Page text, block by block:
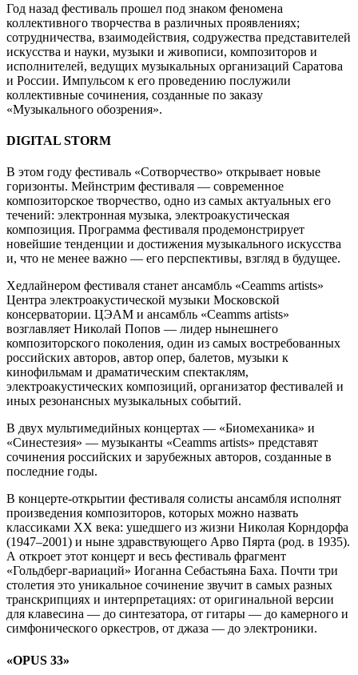
Год назад фестиваль прошел под знаком феномена
коллективного творчества в различных проявлениях;
сотрудничества, взаимодействия, содружества представителей
искусства и науки, музыки и живописи, композиторов и
исполнителей, ведущих музыкальных организаций Саратова
и России. Импульсом к его проведению послужили
коллективные сочинения, созданные по заказу
«Музыкального обозрения».
DIGITAL STORM
В этом году фестиваль «Сотворчество» открывает новые
горизонты. Мейнстрим фестиваля — современное
композиторское творчество, одно из самых актуальных его
течений: электронная музыка, электроакустическая
композиция. Программа фестиваля продемонстрирует
новейшие тенденции и достижения музыкального искусства
и, что не менее важно — его перспективы, взгляд в будущее.
Хедлайнером фестиваля станет ансамбль «Ceamms artists»
Центра электроакустической музыки Московской
консерватории. ЦЭАМ и ансамбль «Ceamms artists»
возглавляет Николай Попов — лидер нынешнего
композиторского поколения, один из самых востребованных
российских авторов, автор опер, балетов, музыки к
кинофильмам и драматическим спектаклям,
электроакустических композиций, организатор фестивалей и
иных резонансных музыкальных событий.
В двух мультимедийных концертах — «Биомеханика» и
«Синестезия» — музыканты «Ceamms artists» представят
сочинения российских и зарубежных авторов, созданные в
последние годы.
В концерте-открытии фестиваля солисты ансамбля исполнят
произведения композиторов, которых можно назвать
классиками ХХ века: ушедшего из жизни Николая Корндорфа
(1947–2001) и ныне здравствующего Арво Пярта (род. в 1935).
А откроет этот концерт и весь фестиваль фрагмент
«Гольдберг-вариаций» Иоганна Себастьяна Баха. Почти три
столетия это уникальное сочинение звучит в самых разных
транскрипциях и интерпретациях: от оригинальной версии
для клавесина — до синтезатора, от гитары — до камерного и
симфонического оркестров, от джаза — до электроники.
«OPUS 33»